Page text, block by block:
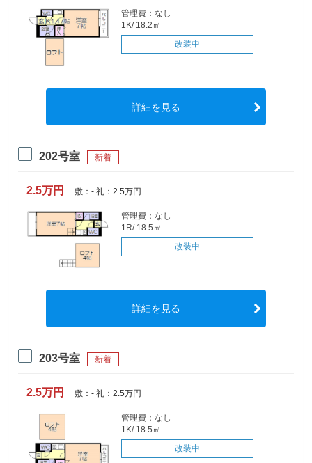
管理費：なし
1K/ 18.2㎡
改装中
詳細を見る
202号室 新着
2.5万円 敷：- 礼：2.5万円
管理費：なし
1R/ 18.5㎡
改装中
詳細を見る
203号室 新着
2.5万円 敷：- 礼：2.5万円
管理費：なし
1K/ 18.5㎡
改装中